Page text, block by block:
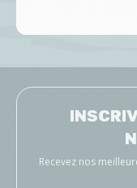
Recevez nos